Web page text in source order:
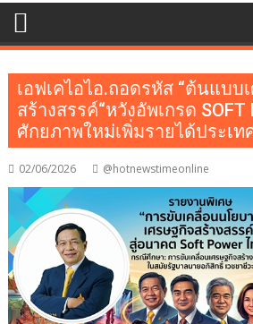
เอฟเคไอไอ.ถอดรหัส “ต้นแบบ
สร้างสรรค์“หวังอัพเกรด SOFT
ศักยภาพใหม่เพิ่มรายได้ประเท
02/06/2026 @hotnewstimeonline